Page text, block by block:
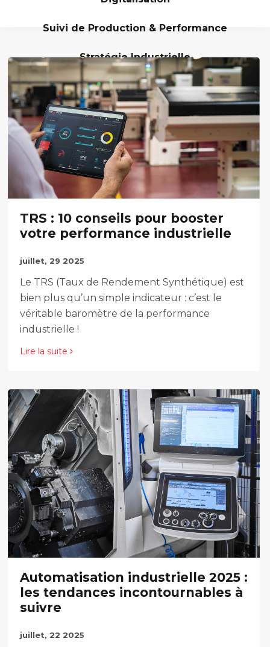
Suivi de Production & Performance
Stratégie Industrielle
Lean & Excellence Opérationnelle
Maintenance
TRS : 10 conseils pour booster
votre performance industrielle
juillet, 29 2025
Le TRS (Taux de Rendement Synthétique) est
bien plus qu’un simple indicateur : c’est le
véritable baromètre de la performance
industrielle !
Lire la suite
Automatisation industrielle 2025 :
les tendances incontournables à
suivre
juillet, 22 2025